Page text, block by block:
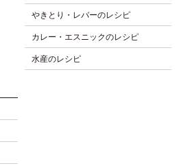
やきとり・レバーのレシピ
カレー・エスニックのレシピ
水産のレシピ